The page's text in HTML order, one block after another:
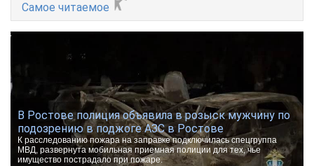
Самое читаемое
В Ростове полиция объявила в розыск мужчину по
подозрению в поджоге АЗС в Ростове
К расследованию пожара на заправке подключилась спецгруппа
МВД, развернута мобильная приемная полиции для тех, чье
имущество пострадало при пожаре.